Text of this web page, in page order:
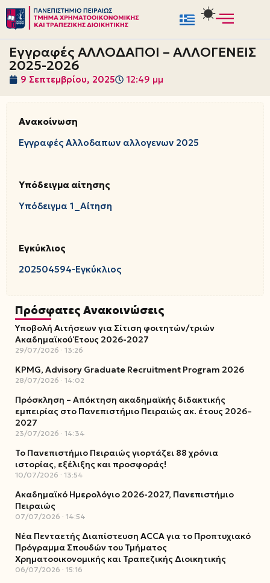
Μεταπηδήστε
στο
περιεχόμενο
Εγγραφές ΑΛΛΟΔΑΠΟΙ – ΑΛΛΟΓΕΝΕΙΣ
2025-2026
9 Σεπτεμβρίου, 2025 12:49 μμ
Ανακοίνωση
Εγγραφές Αλλοδαπων αλλογενων 2025
Υπόδειγμα αίτησης
Υπόδειγμα 1_Αίτηση
Εγκύκλιος
202504594-Εγκύκλιος
Πρόσφατες Ανακοινώσεις
Υποβολή Αιτήσεων για Σίτιση φοιτητών/τριών
Ακαδημαϊκού Έτους 2026-2027
29/07/2026 13:26
KPMG, Advisory Graduate Recruitment Program 2026
28/07/2026 14:02
Πρόσκληση – Απόκτηση ακαδημαϊκής διδακτικής
εμπειρίας στο Πανεπιστήμιο Πειραιώς ακ. έτους 2026–
2027
23/07/2026 14:34
Το Πανεπιστήμιο Πειραιώς γιορτάζει 88 χρόνια
ιστορίας, εξέλιξης και προσφοράς!
10/07/2026 13:54
Ακαδημαϊκό Ημερολόγιο 2026-2027, Πανεπιστήμιο
Πειραιώς
07/07/2026 14:54
Νέα Πενταετής Διαπίστευση ACCA για το Προπτυχιακό
Πρόγραμμα Σπουδών του Τμήματος
Χρηματοοικονομικής και Τραπεζικής Διοικητικής
06/07/2026 15:16